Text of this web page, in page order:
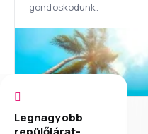
gondoskodunk.
Legnagyobb